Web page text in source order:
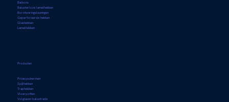
Balkons
Balusterloze lamelhekken
Borstweringsleuningen
Geperforeerde hekken
Glashekken
Lamelhekken
Producten
Privacyschermen
Spijlhekken
Traphekken
Vloerpotten
Volglazen balustrade